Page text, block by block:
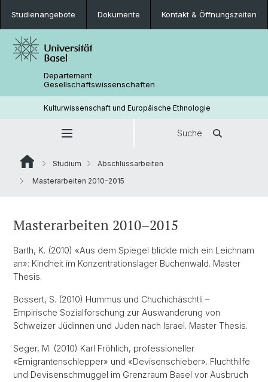
Studienangebote Dokumente Kontakt & Öffnungszeiten
Departement
Gesellschaftswissenschaften
Kulturwissenschaft und Europäische Ethnologie
Suche
Studium
Abschlussarbeiten
Masterarbeiten 2010–2015
Masterarbeiten 2010–2015
Barth, K. (2010) «Aus dem Spiegel blickte mich ein Leichnam
an»: Kindheit im Konzentrationslager Buchenwald. Master
Thesis.
Bossert, S. (2010) Hummus und Chuchichäschtli –
Empirische Sozialforschung zur Auswanderung von
Schweizer Jüdinnen und Juden nach Israel. Master Thesis.
Seger, M. (2010) Karl Fröhlich, professioneller
«Emigrantenschlepper» und «Devisenschieber». Fluchthilfe
und Devisenschmuggel im Grenzraum Basel vor Ausbruch